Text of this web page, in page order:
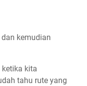
kemudian
kita
tahu rute yang